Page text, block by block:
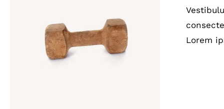
IN DEN WARENKORB /
QUICK
VIEW
Lorem